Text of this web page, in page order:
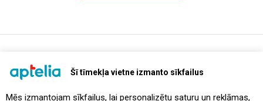
Šī tīmekļa vietne izmanto sīkfailus
Mēs izmantojam sīkfailus, lai personalizētu saturu un reklāmas,